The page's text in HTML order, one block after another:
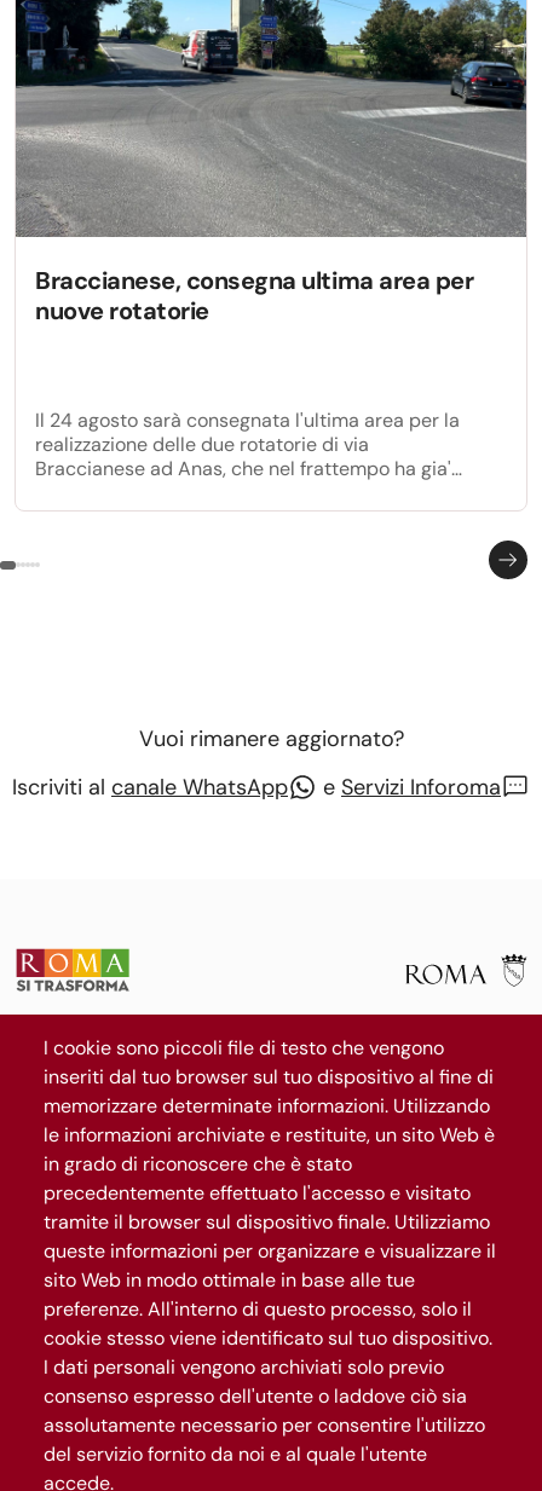
Braccianese, consegna ultima area per
nuove rotatorie
Il 24 agosto sarà consegnata l'ultima area per la
realizzazione delle due rotatorie di via
Braccianese ad Anas, che nel frattempo ha gia'
rotatoria all'incrocio con via Anguillarese.
Vuoi rimanere aggiornato?
Iscriviti al canale WhatsApp e Servizi Inforoma
La mappa
Il progetto
Segui Roma Capitale
Iscriviti al canale WhatsApp
Gestisci privacy
I cookie sono piccoli file di testo che vengono
inseriti dal tuo browser sul tuo dispositivo al fine di
memorizzare determinate informazioni. Utilizzando
le informazioni archiviate e restituite, un sito Web è
in grado di riconoscere che è stato
precedentemente effettuato l'accesso e visitato
tramite il browser sul dispositivo finale. Utilizziamo
queste informazioni per organizzare e visualizzare il
sito Web in modo ottimale in base alle tue
preferenze. All'interno di questo processo, solo il
cookie stesso viene identificato sul tuo dispositivo.
I dati personali vengono archiviati solo previo
consenso espresso dell'utente o laddove ciò sia
assolutamente necessario per consentire l'utilizzo
del servizio fornito da noi e al quale l'utente
accede.